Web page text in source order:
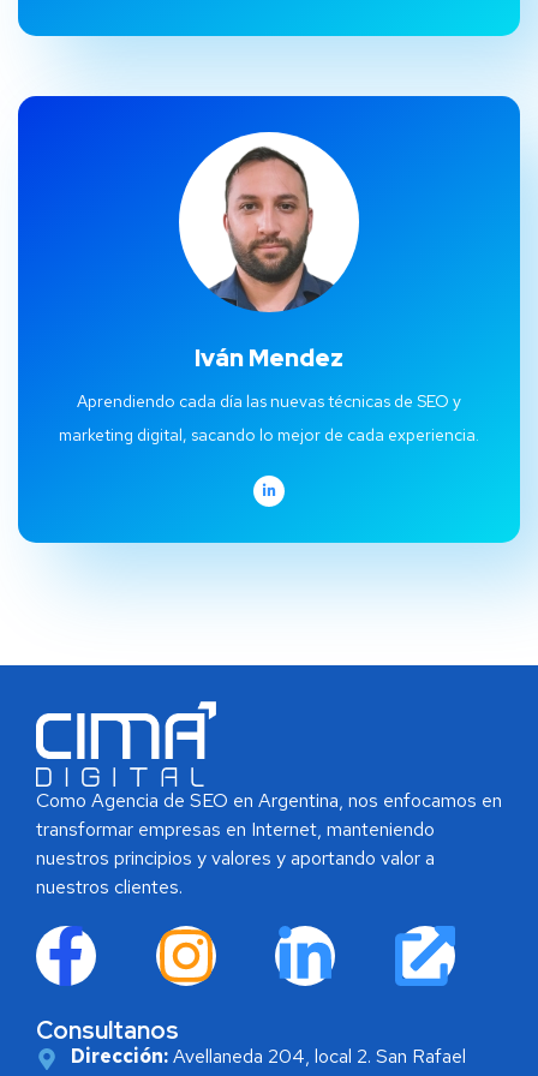
Iván Mendez
Aprendiendo cada día las nuevas técnicas de SEO y
marketing digital, sacando lo mejor de cada experiencia.
Como Agencia de SEO en Argentina, nos enfocamos en
transformar empresas en Internet, manteniendo
nuestros principios y valores y aportando valor a
nuestros clientes.
Consultanos
Dirección:Avellaneda 204, local 2. San Rafael